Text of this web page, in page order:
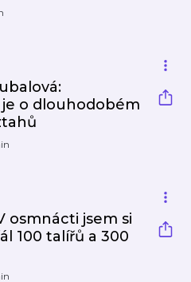
o dlouhodobém
osmnácti jsem si
100 talířů a 300